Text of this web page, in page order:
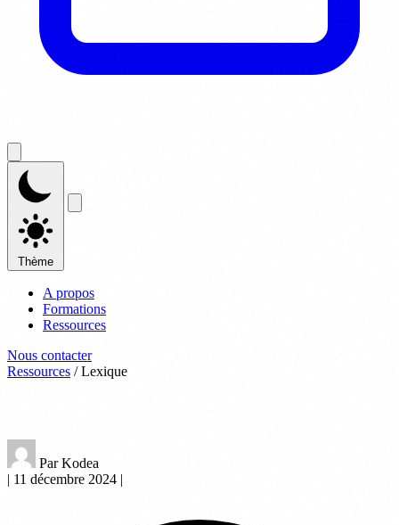
Thème
A propos
Formations
Ressources
Nous contacter
Ressources / Lexique
Par Kodea
| 11 décembre 2024 |